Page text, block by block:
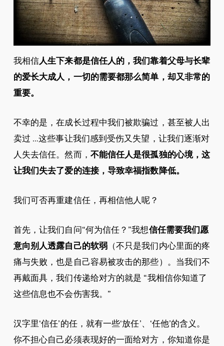
我相信人生下来都是信任人的，我们靠着父母与长辈
的爱长大成人，一切的需要都那么简单，却又非常的
重要。
不幸的是，在成长过程中我们被欺骗过，甚至被人出
卖过 …这些事让我们感到受伤又失望，让我们逐渐对
人失去信任。然而， 不能信任人是很孤独的心境，这
让我们失去了爱的连接，导致幸福指数降低。
我们可否再重建信任，再相信他人呢？
首先，让我们自问“何为信任？”我想信任需要我们愿
意向别人透露自己的软弱（不只是我们内心里面的疼
痛与失败，也是自己容易被攻击的那些）。当我们不
再戴面具，我们传递给对方的就是 “我相信你知道了
这些信息也不会伤害我。”
汉字里‘信任’的任，就有一些‘放任’、‘任他’的含义。
你不担心自己必须表现好的一面给对方，你知道你是